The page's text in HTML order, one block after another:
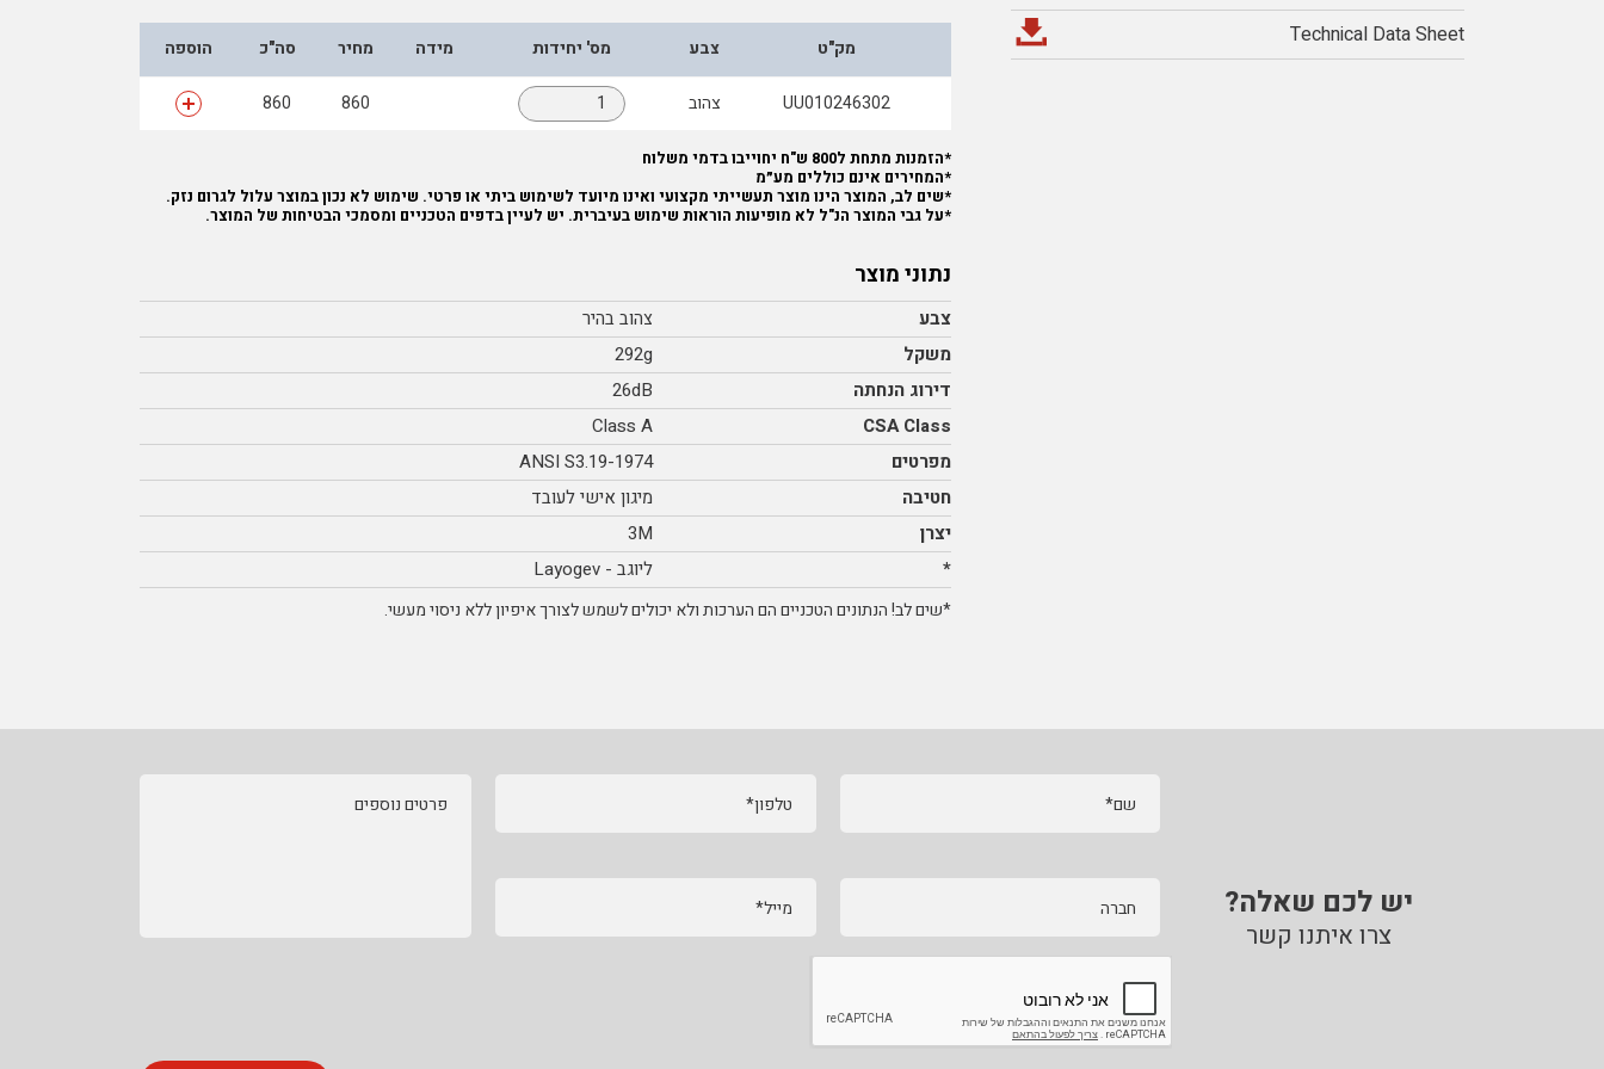
Technical Data Sheet מק"ט צבע מס' יחידות מידה מחיר סה"כ הוספה
UU010246302 צהוב 860
860
*הזמנות מתחת ל800 ש"ח יחוייבו בדמי משלוח
*המחירים אינם כוללים מע״מ
*שים לב, המוצר הינו מוצר תעשייתי מקצועי ואינו מיועד לשימוש ביתי או פרטי. שימוש לא נכון במוצר עלול לגרום נזק.
*על גבי המוצר הנ"ל לא מופיעות הוראות שימוש בעיברית. יש לעיין בדפים הטכניים ומסמכי הבטיחות של המוצר.
נתוני מוצר
צבע
צהוב בהיר
משקל
292g
דירוג הנחתה
26dB
CSA Class
Class A
מפרטים
ANSI S3.19-1974
חטיבה
מיגון אישי לעובד
יצרן
3M
*
ליוגב - Layogev
*שים לב! הנתונים הטכניים הם הערכות ולא יכולים לשמש לצורך איפיון ללא ניסוי מעשי.
יש לכם שאלה?
צרו איתנו קשר
שם* טלפון*
חברה מייל*
פרטים נוספים